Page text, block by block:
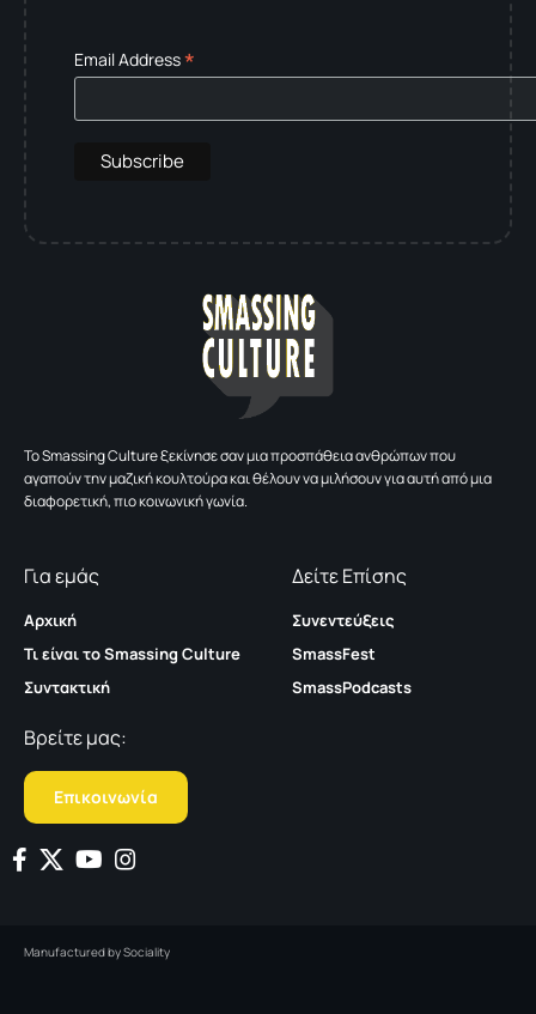
Email Address*
To Smassing Culture ξεκίνησε σαν μια προσπάθεια ανθρώπων που
αγαπούν την μαζική κουλτούρα και θέλουν να μιλήσουν για αυτή από μια
διαφορετική, πιο κοινωνική γωνία.
Για εμάς
Αρχική
Τι είναι το Smassing Culture
Συντακτική
Δείτε Επίσης
Συνεντεύξεις
SmassFest
SmassPodcasts
Βρείτε μας:
Επικοινωνία
Manufactured bySociality